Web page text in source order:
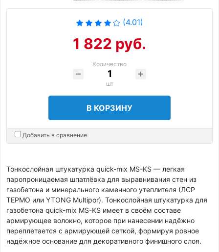
(4.01)
1 822 руб.
Количество
шт
В КОРЗИНУ
Добавить в сравнение
Тонкослойная штукатурка quick-mix MS-KS — легкая
паропроницаемая шпатлёвка для выравнивания стен из
газобетона и минерального каменного утеплителя (ЛСР
ТЕРМО или YTONG Multipor). Тонкослойная штукатурка для
газобетона quick-mix MS-KS имеет в своём составе
армирующее волокно, которое при нанесении надёжно
переплетается c армирующей сеткой, формируя ровное
надёжное основание для декоративного финишного слоя.